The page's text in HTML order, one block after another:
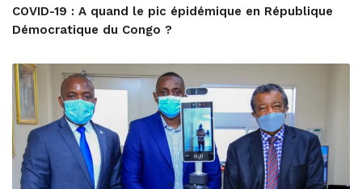
COVID-19 : A quand le pic épidémique en République
Démocratique du Congo ?